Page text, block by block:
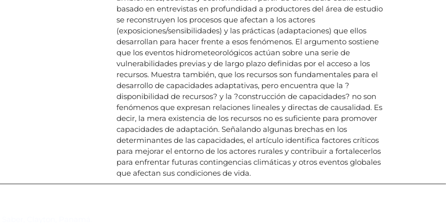
basado en entrevistas en profundidad a productores del área de estudio
se reconstruyen los procesos que afectan a los actores
(exposiciones/sensibilidades) y las prácticas (adaptaciones) que ellos
desarrollan para hacer frente a esos fenómenos. El argumento sostiene
que los eventos hidrometeorológicos actúan sobre una serie de
vulnerabilidades previas y de largo plazo definidas por el acceso a los
recursos. Muestra también, que los recursos son fundamentales para el
desarrollo de capacidades adaptativas, pero encuentra que la ?
disponibilidad de recursos? y la ?construcción de capacidades? no son
fenómenos que expresan relaciones lineales y directas de causalidad. Es
decir, la mera existencia de los recursos no es suficiente para promover
capacidades de adaptación. Señalando algunas brechas en los
determinantes de las capacidades, el artículo identifica factores críticos
para mejorar el entorno de los actores rurales y contribuir a fortalecerlos
para enfrentar futuras contingencias climáticas y otros eventos globales
que afectan sus condiciones de vida.